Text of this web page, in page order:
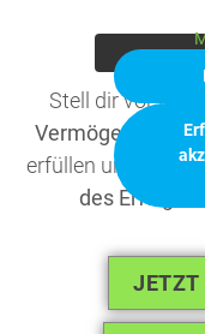
Stell dir vor Du
Vermögen
erfüllen und mit
des Erfolgs
JETZT